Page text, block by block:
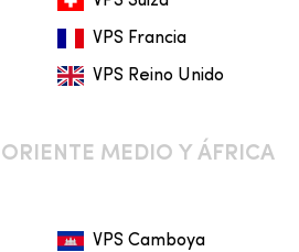
VPS Francia
VPS Reino Unido
MEDIO Y ÁFRICA
VPS Camboya